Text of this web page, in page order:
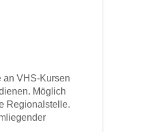
an VHS-Kursen
Möglich
Regionalstelle.